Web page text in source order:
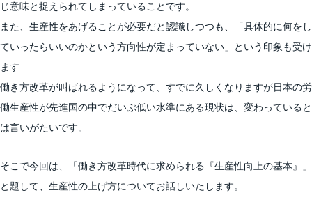
じ意味と捉えられてしまっていることです。
また、生産性をあげることが必要だと認識しつつも、「具体的に何をし
ていったらいいのかという方向性が定まっていない」という印象も受け
ます
働き方改革が叫ばれるようになって、すでに久しくなりますが日本の労
働生産性が先進国の中でだいぶ低い水準にある現状は、変わっていると
は言いがたいです。
そこで今回は、「働き方改革時代に求められる『生産性向上の基本』」
と題して、生産性の上げ方についてお話しいたします。